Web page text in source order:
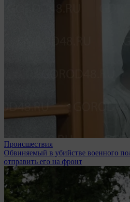
Происшествия
Обвиняемый в убийстве военного
отправить его на фронт